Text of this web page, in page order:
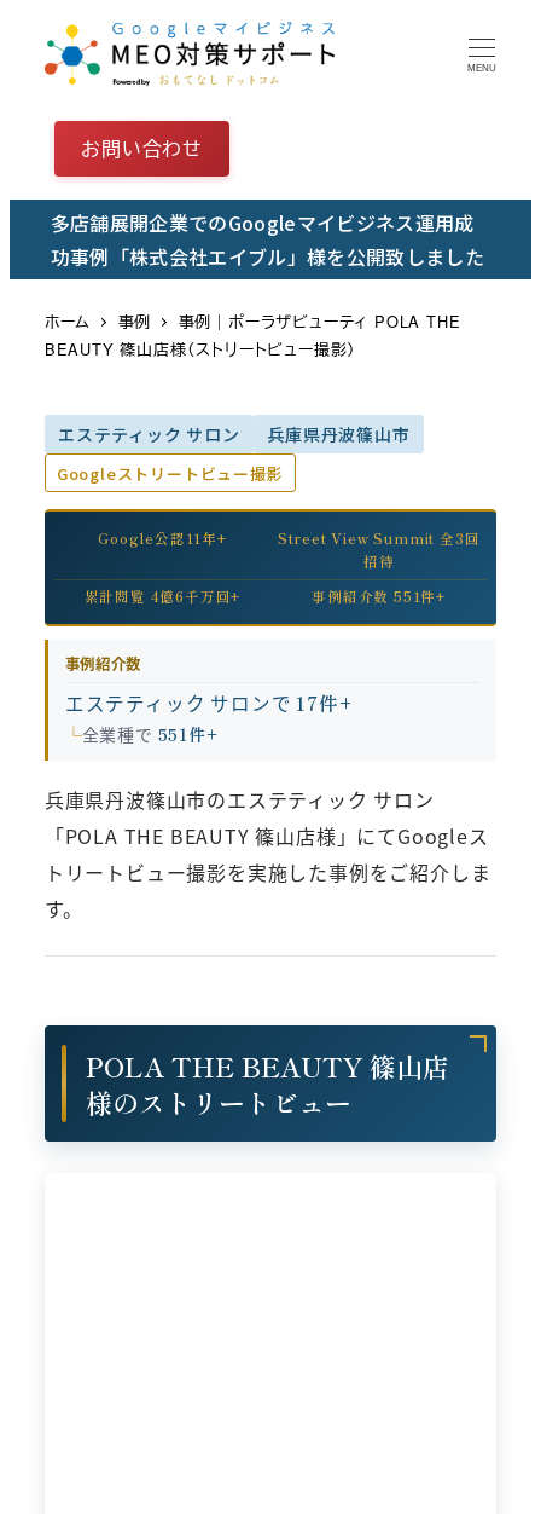
テ
MENU
お問い合わせ
多店舗展開企業でのGoogleマイビジネス運用成
功事例「株式会社エイブル」様を公開致しました
ホーム 事例
事例｜ポーラザビューティ POLA THE
BEAUTY 篠山店様（ストリートビュー撮影）
エステティック サロン 兵庫県丹波篠山市
Googleストリートビュー撮影
Google公認11年+
Street View Summit 全3回
招待
累計閲覧 4億6千万回+
事例紹介数 551件+
事例紹介数
エステティック サロンで 17件+
全業種で 551件+
兵庫県丹波篠山市のエステティック サロン
「POLA THE BEAUTY 篠山店様」にてGoogleス
トリートビュー撮影を実施した事例をご紹介しま
す。
POLA THE BEAUTY 篠山店
様のストリートビュー